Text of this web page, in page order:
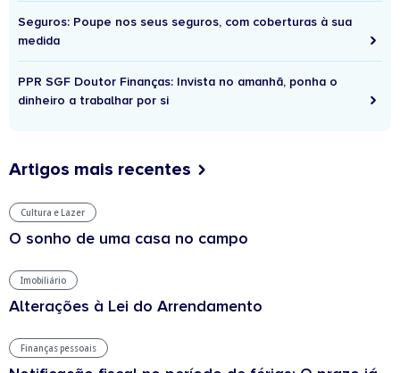
Seguros: Poupe nos seus seguros, com coberturas à sua
medida
PPR SGF Doutor Finanças: Invista no amanhã, ponha o
dinheiro a trabalhar por si
Artigos mais recentes
Cultura e Lazer
O sonho de uma casa no campo
Imobiliário
Alterações à Lei do Arrendamento
Finanças pessoais